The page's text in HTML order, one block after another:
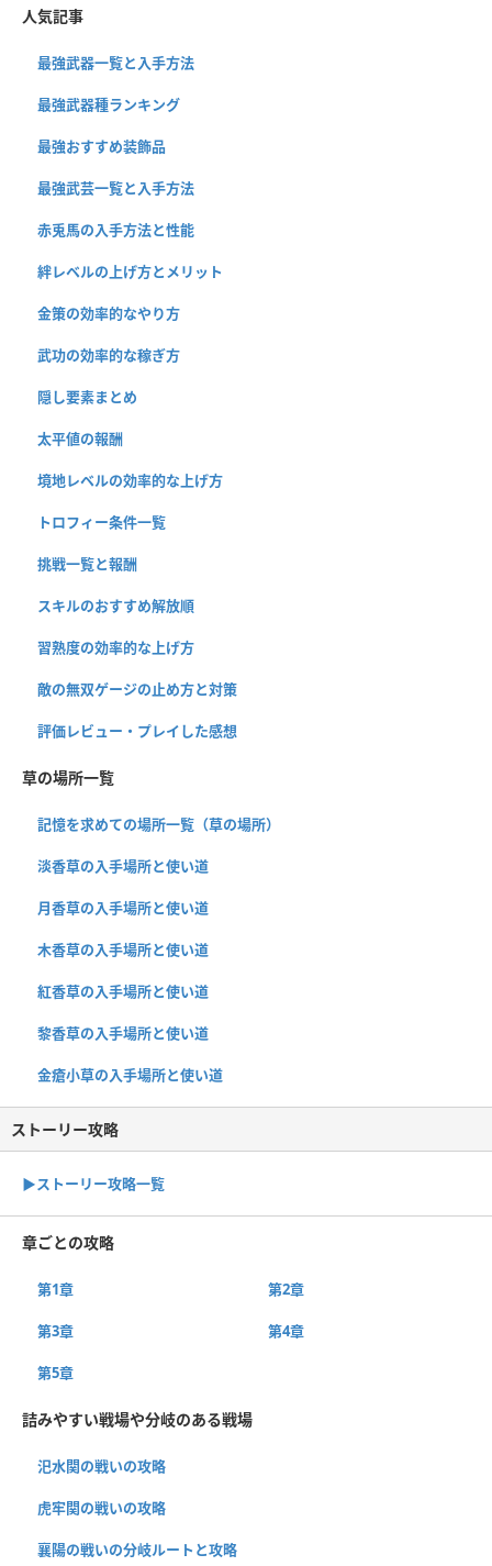
人気記事
最強武器一覧と入手方法
最強武器種ランキング
最強おすすめ装飾品
最強武芸一覧と入手方法
赤兎馬の入手方法と性能
絆レベルの上げ方とメリット
金策の効率的なやり方
武功の効率的な稼ぎ方
隠し要素まとめ
太平値の報酬
境地レベルの効率的な上げ方
トロフィー条件一覧
挑戦一覧と報酬
スキルのおすすめ解放順
習熟度の効率的な上げ方
敵の無双ゲージの止め方と対策
評価レビュー・プレイした感想
草の場所一覧
記憶を求めての場所一覧（草の場所）
淡香草の入手場所と使い道
月香草の入手場所と使い道
木香草の入手場所と使い道
紅香草の入手場所と使い道
黎香草の入手場所と使い道
金瘡小草の入手場所と使い道
ストーリー攻略
▶︎ストーリー攻略一覧
章ごとの攻略
第1章 第2章
第3章 第4章
第5章
詰みやすい戦場や分岐のある戦場
汜水関の戦いの攻略
虎牢関の戦いの攻略
襄陽の戦いの分岐ルートと攻略